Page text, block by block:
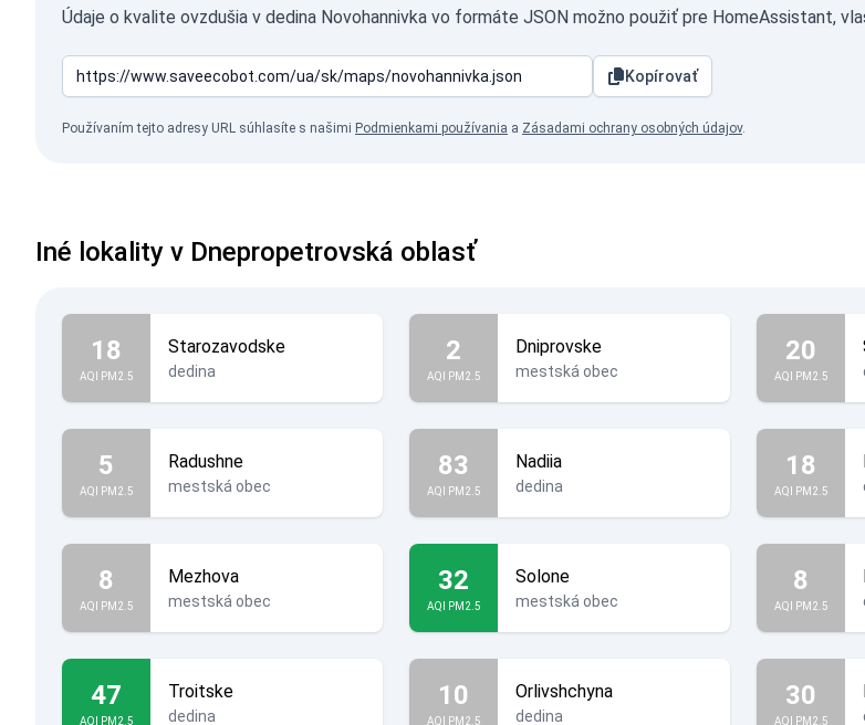
Údaje o kvalite ovzdušia v dedina Novohannivka vo formáte JSON možno použiť pre HomeAssistant,
Kopírovať
Používaním tejto adresy URL súhlasíte s našimi Podmienkami používania a Zásadami ochrany osobných údajov.
Iné lokality v Dnepropetrovská oblasť
18
AQI PM2.5
Starozavodske
dedina
2
AQI PM2.5
Dniprovske
mestská obec
20
AQI PM2.5
5
AQI PM2.5
Radushne
mestská obec
83
AQI PM2.5
Nadiia
dedina
18
AQI PM2.5
8
AQI PM2.5
Mezhova
mestská obec
32
AQI PM2.5
Solone
mestská obec
8
AQI PM2.5
47
AQI PM2.5
Troitske
dedina
10
AQI PM2.5
Orlivshchyna
dedina
30
AQI PM2.5